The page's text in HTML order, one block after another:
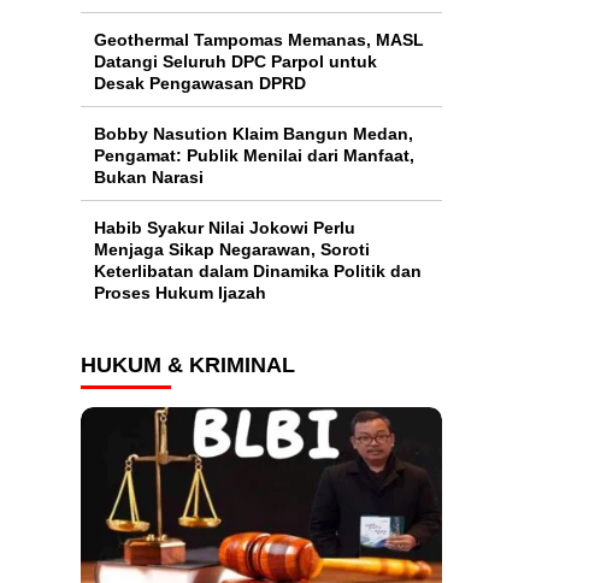
Geothermal Tampomas Memanas, MASL
Datangi Seluruh DPC Parpol untuk
Desak Pengawasan DPRD
Bobby Nasution Klaim Bangun Medan,
Pengamat: Publik Menilai dari Manfaat,
Bukan Narasi
Habib Syakur Nilai Jokowi Perlu
Menjaga Sikap Negarawan, Soroti
Keterlibatan dalam Dinamika Politik dan
Proses Hukum Ijazah
HUKUM & KRIMINAL